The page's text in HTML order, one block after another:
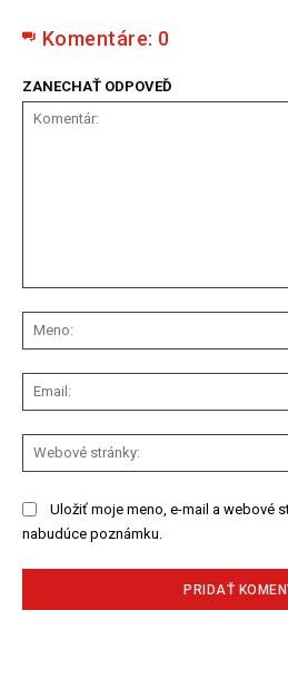
Komentáre: 0
ZANECHAŤ ODPOVEĎ
Uložiť moje meno, e-mail a webové
nabudúce poznámku.